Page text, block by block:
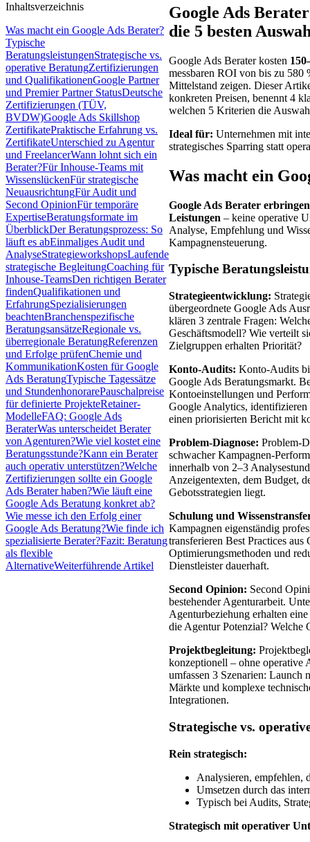
Inhaltsverzeichnis
Was macht ein Google Ads Berater?
Typische
BeratungsleistungenStrategische vs.
operative BeratungZertifizierungen
und QualifikationenGoogle Partner
und Premier Partner StatusDeutsche
Zertifizierungen (TÜV,
BVDW)Google Ads Skillshop
ZertifikatePraktische Erfahrung vs.
ZertifikateUnterschied zu Agentur
und FreelancerWann lohnt sich ein
Berater?Für Inhouse-Teams mit
WissenslückenFür strategische
NeuausrichtungFür Audit und
Second OpinionFür temporäre
ExpertiseBeratungsformate im
ÜberblickDer Beratungsprozess: So
läuft es abEinmaliges Audit und
AnalyseStrategieworkshopsLaufende
strategische BegleitungCoaching für
Inhouse-TeamsDen richtigen Berater
findenQualifikationen und
ErfahrungSpezialisierungen
beachtenBranchenspezifische
BeratungsansätzeRegionale vs.
überregionale BeratungReferenzen
und Erfolge prüfenChemie und
KommunikationKosten für Google
Ads BeratungTypische Tagessätze
und StundenhonorarePauschalpreise
für definierte ProjekteRetainer-
ModelleFAQ: Google Ads
BeraterWas unterscheidet Berater
von Agenturen?Wie viel kostet eine
Beratungsstunde?Kann ein Berater
auch operativ unterstützen?Welche
Zertifizierungen sollte ein Google
Ads Berater haben?Wie läuft eine
Google Ads Beratung konkret ab?
Wie messe ich den Erfolg einer
Google Ads Beratung?Wie finde ich
spezialisierte Berater?Fazit: Beratung
als flexible
AlternativeWeiterführende Artikel
Google Ads
die 5 besten
Google Ads Berater kosten
messbaren ROI von bis zu 580
Mittelstand zeigen. Dieser
konkreten Preisen, benennt 4
welchen 5 Kriterien die
Ideal für: Unternehmen mit
strategisches Sparring statt
Was macht ein
Google Ads Berater
Leistungen – keine operative
Analyse, Empfehlung und
Kampagnensteuerung.
Typische
Strategieentwicklung:
übergeordnete Google Ads
klären 3 zentrale Fragen:
Geschäftsmodell? Wie verteilt
Zielgruppen erhalten Priorität?
Konto-Audits: Konto-Audits
Google Ads Beratungsmarkt.
Kontoeinstellungen und
Google Analytics,
einen priorisierten Bericht mit
Problem-Diagnose: Problem-
schwacher Kampagnen-
innerhalb von 2–3
Anzeigentexten, dem Budget,
Gebotsstrategien liegt.
Schulung und
Kampagnen eigenständig
transferieren Best Practices
Optimierungsmethoden und
Dienstleister dauerhaft.
Second Opinion: Second
bestehender Agenturarbeit.
Agenturbeziehung erhalten
die Agentur Potenzial? Welche
Projektbegleitung:
konzeptionell – ohne operative
umfassen 3 Szenarien: Launch
Märkte und komplexe
Integrationen.
Strategische vs.
Rein strategisch:
Analysieren, empfehlen,
Umsetzen durch das
Typisch bei Audits,
Strategisch mit operativer